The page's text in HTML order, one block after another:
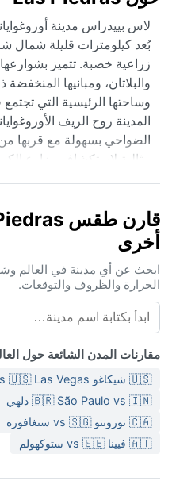
لاس بييدراس مدينة
بُعد كيلومترات قليلة شمال
زراعية خصبة. تتميز بشوارعها
والبلاتان، ومبانيها
وساحتها الرئيسية التي
المدينة روح الريف
الضواحي بسهولة مع قربها
مثالية لاستكشاف مزارع
المداري الرطب. الصيف
وقد تهب رياح جنوبية باردة.
موسم جفاف واضح، مع ذروة
ينصح بحمل ملابس خفيفة
للرياح في الشتاء، إضافة
أفضل وقت لزيارة لاس
ومايو، أو من سبتمبر إلى
وجافاً نسبياً. قد تشهد
يتبدد سريعاً. لا تشهد أعاصير
البامبا الباردة قد تهب فجأة
أخرى
ابحث عن أي مدينة في العالم
الحرارة والظروف والتوقعات.
مقارنات المدن الشائعة حول
🇺🇸 شيكاغو vs 🇺🇸 Las Vegas
🇧🇷 São Paulo vs 🇮🇳 دلهي
🇨🇦 تورونتو vs 🇸🇬 سنغافورة
🇦🇹 فيينا vs 🇸🇪 ستوكهولم